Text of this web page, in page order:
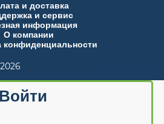
и доставка
и сервис
информация
О компании
конфиденциальности
Войти